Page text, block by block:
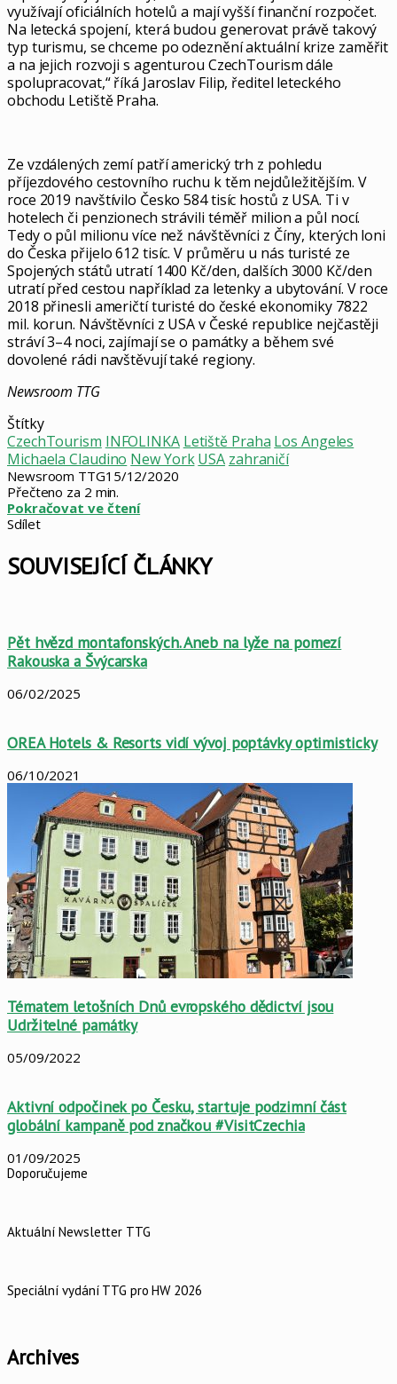
využívají oficiálních hotelů a mají vyšší finanční rozpočet.
Na letecká spojení, která budou generovat právě takový
typ turismu, se chceme po odeznění aktuální krize zaměřit
a na jejich rozvoji s agenturou CzechTourism dále
spolupracovat,“ říká Jaroslav Filip, ředitel leteckého
obchodu Letiště Praha.
Ze vzdálených zemí patří americký trh z pohledu
příjezdového cestovního ruchu k těm nejdůležitějším. V
roce 2019 navštívilo Česko 584 tisíc hostů z USA. Ti v
hotelech či penzionech strávili téměř milion a půl nocí.
Tedy o půl milionu více než návštěvníci z Číny, kterých loni
do Česka přijelo 612 tisíc. V průměru u nás turisté ze
Spojených států utratí 1400 Kč/den, dalších 3000 Kč/den
utratí před cestou například za letenky a ubytování. V roce
2018 přinesli američtí turisté do české ekonomiky 7822
mil. korun. Návštěvníci z USA v České republice nejčastěji
stráví 3–4 noci, zajímají se o památky a během své
dovolené rádi navštěvují také regiony.
Newsroom TTG
Štítky
CzechTourism INFOLINKA Letiště Praha Los Angeles
Michaela Claudino New York USA zahraničí
Newsroom TTG15/12/2020
Přečteno za 2 min.
Pokračovat ve čtení
Sdílet
mailem
SOUVISEJÍCÍ ČLÁNKY
Pět hvězd montafonských. Aneb na lyže na pomezí
Rakouska a Švýcarska
06/02/2025
OREA Hotels & Resorts vidí vývoj poptávky optimisticky
06/10/2021
Tématem letošních Dnů evropského dědictví jsou
Udržitelné památky
05/09/2022
Aktivní odpočinek po Česku, startuje podzimní část
globální kampaně pod značkou #VisitCzechia
01/09/2025
Doporučujeme
Aktuální Newsletter TTG
Speciální vydání TTG pro HW 2026
Archives